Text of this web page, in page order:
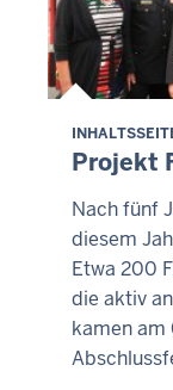
Projekt
Nach fünf
diesem
Etwa 200
die aktiv
kamen am